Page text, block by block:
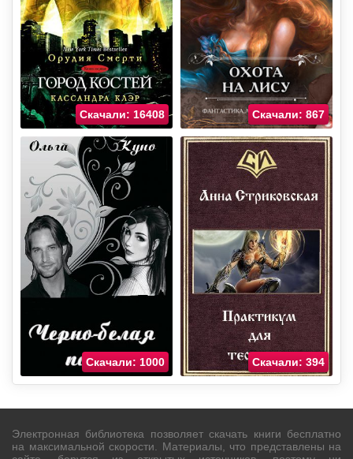
Скачали: 16408 Скачали: 867
Скачали: 1000 Скачали: 394
Электронная библиотека позволяет скачать книги бесплатно
на максимальной скорости. Материалы, что представлены на